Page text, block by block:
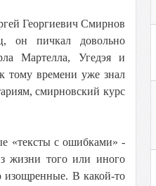
Георгиевич Смирнов
он пичкал довольно
Мартелла, Угедэя и
тому времени уже знал
смирновский курс
«тексты с ошибками» -
жизни того или иного
изощренные. В какой-то